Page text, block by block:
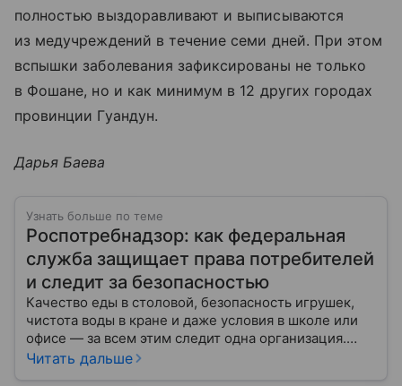
полностью выздоравливают и выписываются
из медучреждений в течение семи дней. При этом
вспышки заболевания зафиксированы не только
в Фошане, но и как минимум в 12 других городах
провинции Гуандун.
Дарья Баева
Узнать больше по теме
Роспотребнадзор: как федеральная
служба защищает права потребителей
и следит за безопасностью
Качество еды в столовой, безопасность игрушек,
чистота воды в кране и даже условия в школе или
офисе — за всем этим следит одна организация.
Роспотребнадзор — федеральная служба, которая
Читать дальше